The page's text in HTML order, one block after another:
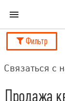
Фильтр
Связаться с
Продажа